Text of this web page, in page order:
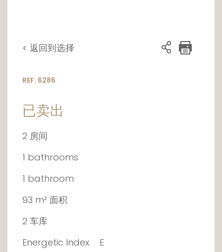
< 返回到选择
REF. 6286
已卖出
2 房间
1 bathrooms
1 bathroom
93 m² 面积
2 车库
Energetic Index
E